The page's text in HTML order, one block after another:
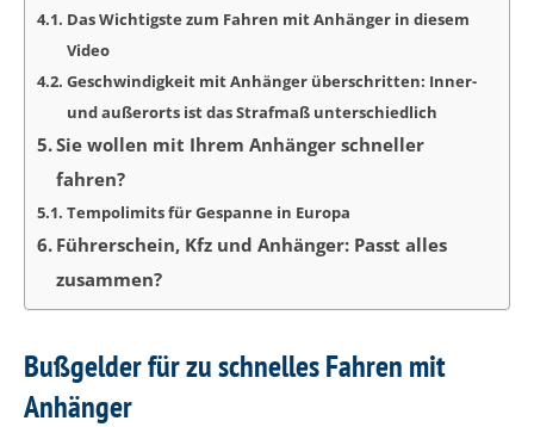
Das Wichtigste zum Fahren mit Anhänger in diesem
Video
Geschwindigkeit mit Anhänger überschritten: Inner-
und außerorts ist das Strafmaß unterschiedlich
Sie wollen mit Ihrem Anhänger schneller
fahren?
Tempolimits für Gespanne in Europa
Führerschein, Kfz und Anhänger: Passt alles
zusammen?
Bußgelder für zu schnelles Fahren mit
Anhänger